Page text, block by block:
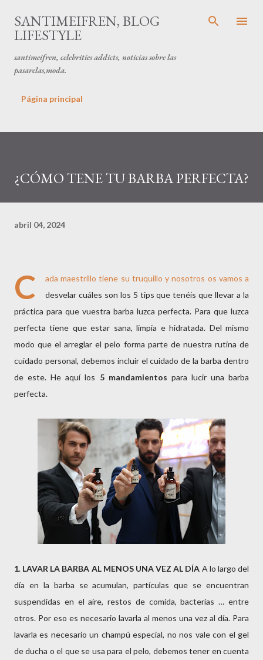
Ir al contenido principal
SANTIMEIFREN, BLOG
LIFESTYLE
santimeifren, celebrities addicts, noticias sobre las
pasarelas,moda.
Página principal
¿CÓMO TENE TU BARBA PERFECTA?
abril 04, 2024
C
ada maestrillo tiene su truquillo y nosotros os vamos a
desvelar cuáles son los 5 tips que tenéis que llevar a la
práctica para que vuestra barba luzca perfecta. Para que luzca
perfecta tiene que estar sana, limpia e hidratada. Del mismo
modo que el arreglar el pelo forma parte de nuestra rutina de
cuidado personal, debemos incluir el cuidado de la barba dentro
de este. He aquí los 5 mandamientos para lucir una barba
perfecta.
1. LAVAR LA BARBA AL MENOS UNA VEZ AL DÍA A lo largo del
día en la barba se acumulan, partículas que se encuentran
suspendidas en el aíre, restos de comida, bacterias … entre
otros. Por eso es necesario lavarla al menos una vez al día. Para
lavarla es necesario un champú especial, no nos vale con el gel
de ducha o el que se usa para el pelo, debemos tener en cuenta